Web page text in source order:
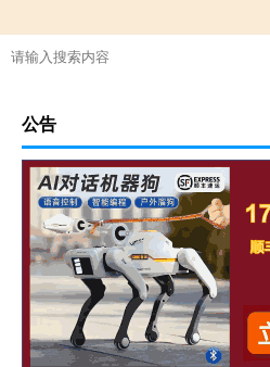
公告